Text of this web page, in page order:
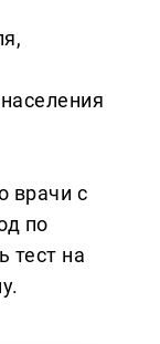
врачи с
по
тест на